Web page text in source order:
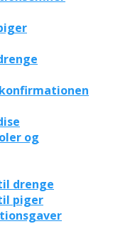
og
drenge
piger